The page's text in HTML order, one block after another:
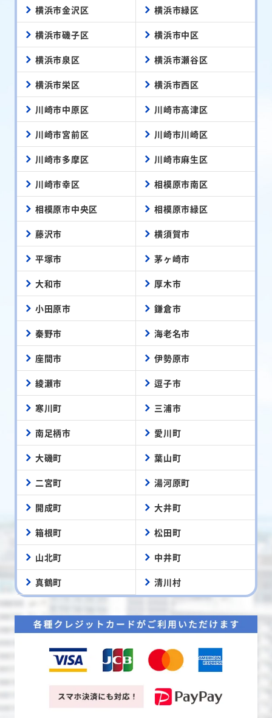
横浜市金沢区 横浜市緑区
横浜市磯子区 横浜市中区
横浜市泉区 横浜市瀬谷区
横浜市栄区 横浜市西区
川崎市中原区 川崎市高津区
川崎市宮前区 川崎市川崎区
川崎市多摩区 川崎市麻生区
川崎市幸区 相模原市南区
相模原市中央区 相模原市緑区
藤沢市 横須賀市
平塚市 茅ヶ崎市
大和市 厚木市
小田原市 鎌倉市
秦野市 海老名市
座間市 伊勢原市
綾瀬市 逗子市
寒川町 三浦市
南足柄市 愛川町
大磯町 葉山町
二宮町 湯河原町
開成町 大井町
箱根町 松田町
山北町 中井町
真鶴町 清川村